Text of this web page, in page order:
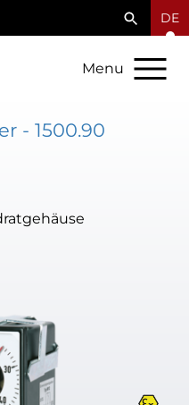
DE
Menu
- 1500.90